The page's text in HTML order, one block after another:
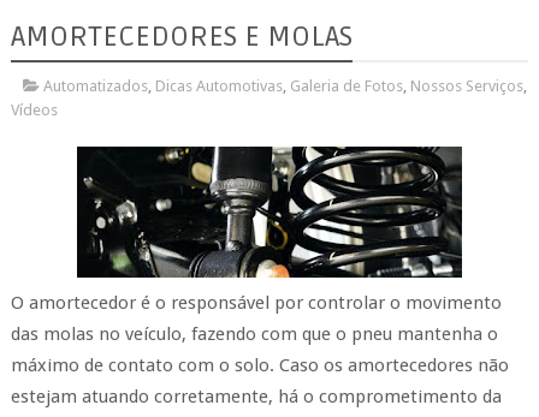
AMORTECEDORES E MOLAS
Automatizados, Dicas Automotivas, Galeria de Fotos, Nossos Serviços,
Vídeos
O amortecedor é o responsável por controlar o movimento
das molas no veículo, fazendo com que o pneu mantenha o
máximo de contato com o solo. Caso os amortecedores não
estejam atuando corretamente, há o comprometimento da